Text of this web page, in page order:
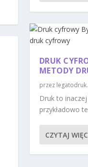
DRUK
METODY
przez
Druk to
przykładowo
CZYTAJ